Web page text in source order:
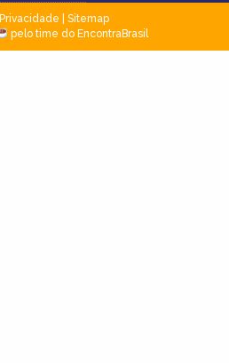
Privacidade
Sitemap
pelo time do EncontraBrasil